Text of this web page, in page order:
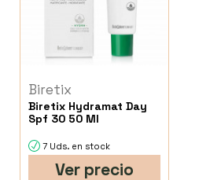
Biretix
Biretix Hydramat Day
Spf 30 50 Ml
7 Uds. en stock
Ver precio